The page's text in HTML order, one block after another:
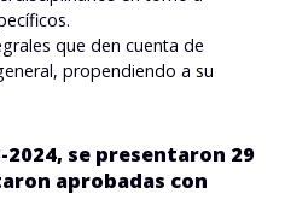
que den cuenta de
propendiendo a su
2024, se presentaron 29
aprobadas con